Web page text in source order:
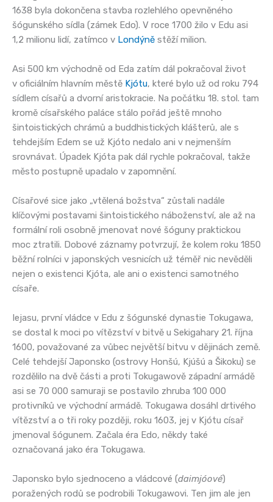
1638 byla dokončena stavba rozlehlého opevněného
šógunského sídla (zámek Edo). V roce 1700 žilo v Edu asi
1,2 milionu lidí, zatímco v Londýně stěží milion.
Asi 500 km východně od Eda zatím dál pokračoval život
v oficiálním hlavním městě Kjótu, které bylo už od roku 794
sídlem císařů a dvorní aristokracie. Na počátku 18. stol. tam
kromě císařského paláce stálo pořád ještě mnoho
šintoistických chrámů a buddhistických klášterů, ale s
tehdejším Edem se už Kjóto nedalo ani v nejmenším
srovnávat. Úpadek Kjóta pak dál rychle pokračoval, takže
město postupně upadalo v zapomnění.
Císařové sice jako „vtělená božstva“ zůstali nadále
klíčovými postavami šintoistického náboženství, ale až na
formální roli osobně jmenovat nové šóguny praktickou
moc ztratili. Dobové záznamy potvrzují, že kolem roku 1850
běžní rolníci v japonských vesnicích už téměř nic nevěděli
nejen o existenci Kjóta, ale ani o existenci samotného
císaře.
Iejasu, první vládce v Edu z šógunské dynastie Tokugawa,
se dostal k moci po vítězství v bitvě u Sekigahary 21. října
1600, považované za vůbec největší bitvu v dějinách země.
Celé tehdejší Japonsko (ostrovy Honšú, Kjúšú a Šikoku) se
rozdělilo na dvě části a proti Tokugawově západní armádě
asi se 70 000 samuraji se postavilo zhruba 100 000
protivníků ve východní armádě. Tokugawa dosáhl drtivého
vítězství a o tři roky později, roku 1603, jej v Kjótu císař
jmenoval šógunem. Začala éra Edo, někdy také
označovaná jako éra Tokugawa.
Japonsko bylo sjednoceno a vládcové (daimjóové)
poražených rodů se podrobili Tokugawovi. Ten jim ale jen